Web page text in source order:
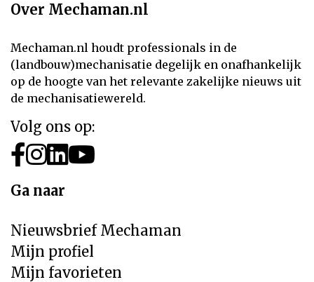
Over Mechaman.nl
Mechaman.nl houdt professionals in de
(landbouw)mechanisatie degelijk en onafhankelijk
op de hoogte van het relevante zakelijke nieuws uit
de mechanisatiewereld.
Volg ons op:
Ga naar
Nieuwsbrief Mechaman
Mijn profiel
Mijn favorieten